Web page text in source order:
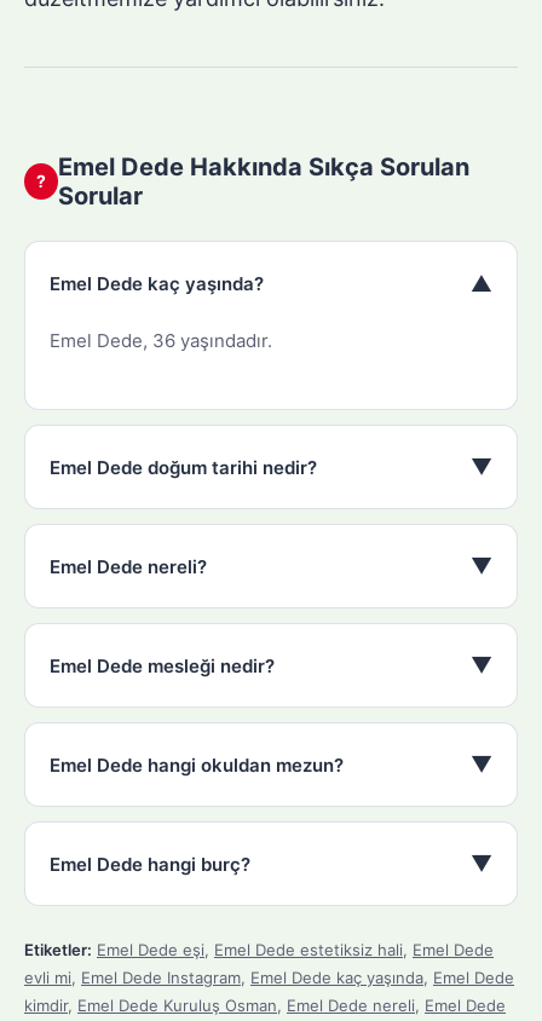
?
Emel Dede Hakkında Sıkça Sorulan
Sorular
Emel Dede kaç yaşında? ▼
Emel Dede, 36 yaşındadır.
Emel Dede doğum tarihi nedir? ▼
Emel Dede nereli? ▼
Emel Dede mesleği nedir? ▼
Emel Dede hangi okuldan mezun? ▼
Emel Dede hangi burç? ▼
Etiketler: Emel Dede eşi, Emel Dede estetiksiz hali, Emel Dede
evli mi, Emel Dede Instagram, Emel Dede kaç yaşında, Emel Dede
kimdir, Emel Dede Kuruluş Osman, Emel Dede nereli, Emel Dede